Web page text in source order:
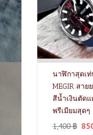
นาฬิกาสุดเท่
MEGIR สาย
สีน้ำเงินตัด
พรีเมียมสุดๆ
1,400฿